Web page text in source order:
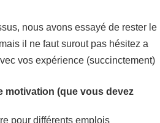
nous avons essayé de rester le
il ne faut surout pas hésitez a
vos expérience (succinctement)
motivation (que vous devez
pour différents emplois